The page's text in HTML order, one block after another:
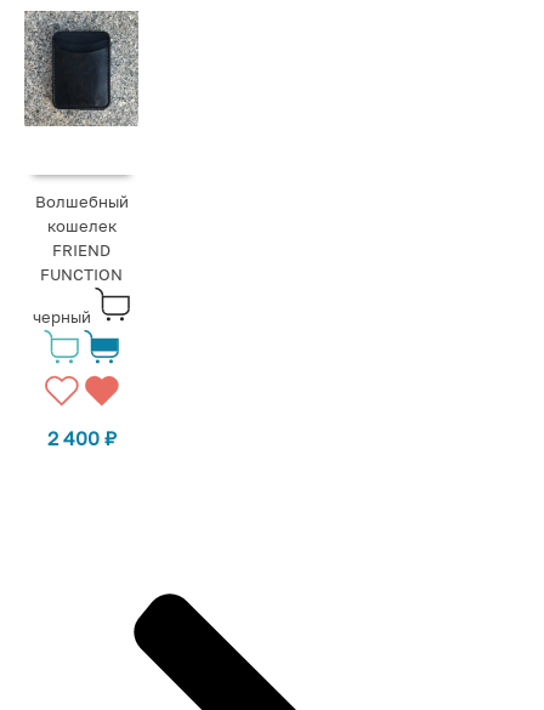
Волшебный
кошелек
FRIEND
FUNCTION
черный
2 400 ₽